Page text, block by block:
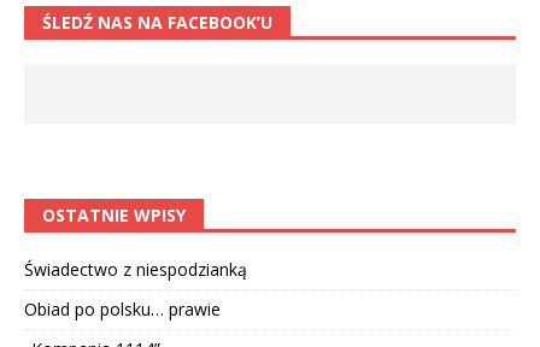
ŚLEDŹ NAS NA FACEBOOK’U
OSTATNIE WPISY
Świadectwo z niespodzianką
Obiad po polsku… prawie